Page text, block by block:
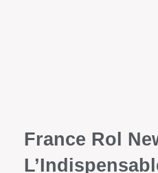
France Rol